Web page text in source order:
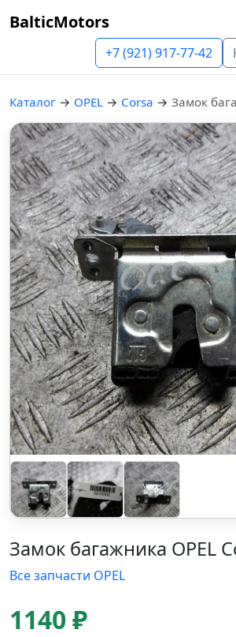
BalticMotors
+7 (921) 917-77-42
Каталог → OPEL → Corsa → Замок
Замок багажника OPEL
Все запчасти OPEL
1140 ₽